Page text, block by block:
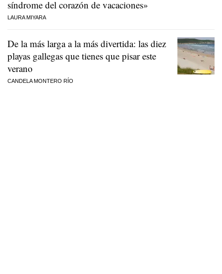
síndrome del corazón de vacaciones»
LAURA MIYARA
De la más larga a la más divertida: las diez
playas gallegas que tienes que pisar este
verano
CANDELA MONTERO RÍO